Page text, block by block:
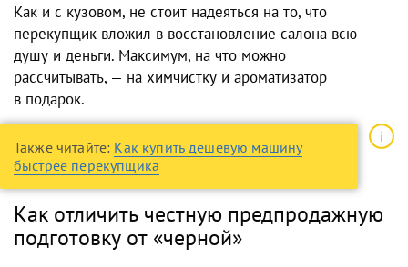
Как и с кузовом, не стоит надеяться на то, что
перекупщик вложил в восстановление салона всю
душу и деньги. Максимум, на что можно
рассчитывать, — на химчистку и ароматизатор
в подарок.
Также читайте: Как купить дешевую машину
быстрее перекупщика
Как отличить честную предпродажную
подготовку от «черной»